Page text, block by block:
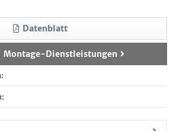
Datenblatt
Montage-Dienstleistungen